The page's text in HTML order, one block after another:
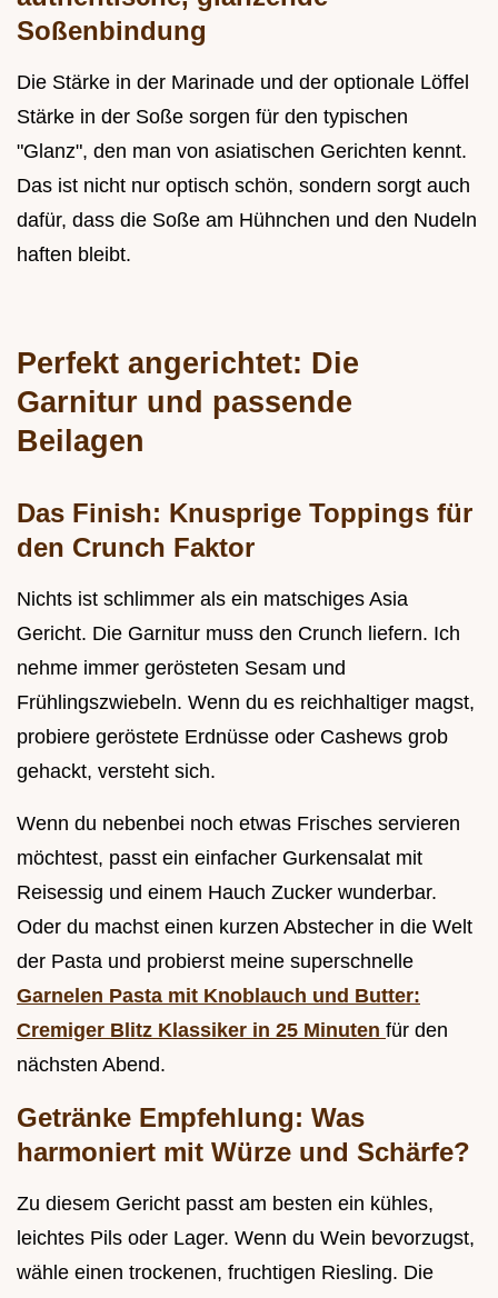
Soßenbindung
Die Stärke in der Marinade und der optionale Löffel
Stärke in der Soße sorgen für den typischen
"Glanz", den man von asiatischen Gerichten kennt.
Das ist nicht nur optisch schön, sondern sorgt auch
dafür, dass die Soße am Hühnchen und den Nudeln
haften bleibt.
Perfekt angerichtet: Die
Garnitur und passende
Beilagen
Das Finish: Knusprige Toppings für
den Crunch Faktor
Nichts ist schlimmer als ein matschiges Asia
Gericht. Die Garnitur muss den Crunch liefern. Ich
nehme immer gerösteten Sesam und
Frühlingszwiebeln. Wenn du es reichhaltiger magst,
probiere geröstete Erdnüsse oder Cashews grob
gehackt, versteht sich.
Wenn du nebenbei noch etwas Frisches servieren
möchtest, passt ein einfacher Gurkensalat mit
Reisessig und einem Hauch Zucker wunderbar.
Oder du machst einen kurzen Abstecher in die Welt
der Pasta und probierst meine superschnelle
Garnelen Pasta mit Knoblauch und Butter:
Cremiger Blitz Klassiker in 25 Minuten für den
nächsten Abend.
Getränke Empfehlung: Was
harmoniert mit Würze und Schärfe?
Zu diesem Gericht passt am besten ein kühles,
leichtes Pils oder Lager. Wenn du Wein bevorzugst,
wähle einen trockenen, fruchtigen Riesling. Die